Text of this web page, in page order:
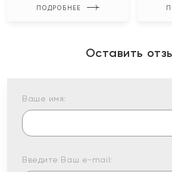
ПОДРОБНЕЕ
Оставить
Ваше имя:
Введите Ваш e-mail: